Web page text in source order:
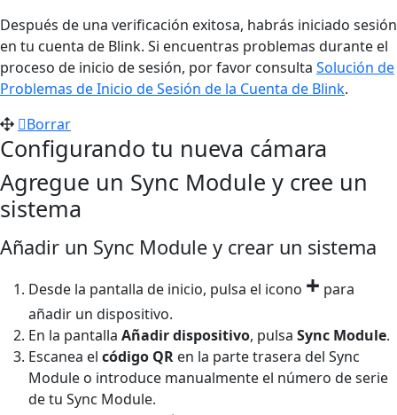
Después de una verificación exitosa, habrás iniciado sesión
en tu cuenta de Blink. Si encuentras problemas durante el
proceso de inicio de sesión, por favor consulta Solución de
Problemas de Inicio de Sesión de la Cuenta de Blink.
Borrar
Configurando tu nueva cámara
Agregue un Sync Module y cree un
sistema
Añadir un Sync Module y crear un sistema
Desde la pantalla de inicio, pulsa el icono + para
añadir un dispositivo.
En la pantalla Añadir dispositivo, pulsa Sync Module.
Escanea el código QR en la parte trasera del Sync
Module o introduce manualmente el número de serie
de tu Sync Module.